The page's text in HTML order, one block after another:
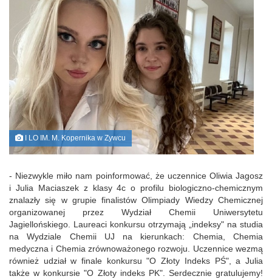
I LO IM. M. Kopernika w Zywcu
- Niezwykle miło nam poinformować, że uczennice Oliwia Jagosz
i Julia Maciaszek z klasy 4c o profilu biologiczno-chemicznym
znalazły się w grupie finalistów Olimpiady Wiedzy Chemicznej
organizowanej przez Wydział Chemii Uniwersytetu
Jagiellońskiego. Laureaci konkursu otrzymają „indeksy" na studia
na Wydziale Chemii UJ na kierunkach: Chemia, Chemia
medyczna i Chemia zrównoważonego rozwoju. Uczennice wezmą
również udział w finale konkursu "O Złoty Indeks PŚ", a Julia
także w konkursie "O Złoty indeks PK". Serdecznie gratulujemy!